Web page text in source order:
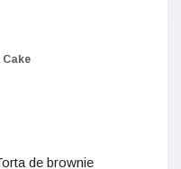
Cake
de brownie